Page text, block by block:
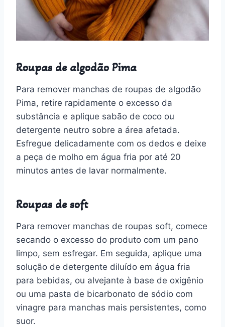
Roupas de algodão Pima
Para remover manchas de roupas de algodão
Pima, retire rapidamente o excesso da
substância e aplique sabão de coco ou
detergente neutro sobre a área afetada.
Esfregue delicadamente com os dedos e deixe
a peça de molho em água fria por até 20
minutos antes de lavar normalmente.
Roupas de soft
Para remover manchas de roupas soft, comece
secando o excesso do produto com um pano
limpo, sem esfregar. Em seguida, aplique uma
solução de detergente diluído em água fria
para bebidas, ou alvejante à base de oxigênio
ou uma pasta de bicarbonato de sódio com
vinagre para manchas mais persistentes, como
suor.